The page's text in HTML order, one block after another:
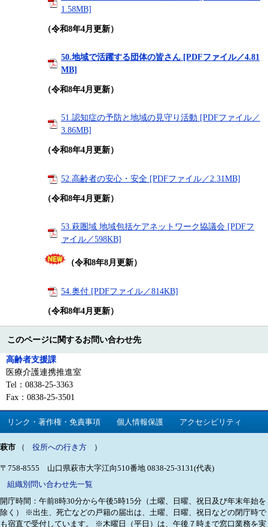
1.58MB]
（令和8年4月更新）
50.地域で活躍する団体の皆さん [PDFファイル／4.81
MB]
（令和8年4月更新）
51.認知症の予防と地域の見守り活動 [PDFファイル／
3.86MB]
（令和8年4月更新）
52.高齢者の安心・安全 [PDFファイル／2.31MB]
（令和8年4月更新）
53.萩圏域 地域包括ケアネットワーク協議会 [PDFフ
ァイル／598KB]
（令和8年8月更新）
54.奥付 [PDFファイル／814KB]
（令和8年4月更新）
このページに関するお問い合わせ先
高齢者支援課
医療介護連携推進室
Tel：0838-25-3363
Fax：0838-25-3501
リンク・著作権・免責事項 個人情報保護 アクセシビリティ
萩市 （ 役所への行き方 ）
〒758-8555 山口県萩市大字江向510番地 0838-25-3131(代表)
組織別問い合わせ先一覧
開庁時間：午前8時30分から午後5時15分（土曜、日曜、祝日及び年末年始を
除く）
※出生、死亡などの戸籍の届出は、土曜、日曜、祝日などの閉庁時で
も宿直で受付しています。
※木曜日（平日）は、午後７時まで窓口業務を実